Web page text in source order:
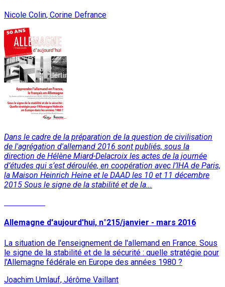
Nicole Colin, Corine Defrance
Dans le cadre de la préparation de la question de civilisation
de l'agrégation d'allemand 2016 sont publiés, sous la
direction de Hélène Miard-Delacroix les actes de la journée
d’études qui s’est déroulée, en coopération avec l’IHA de Paris,
la Maison Heinrich Heine et le DAAD les 10 et 11 décembre
2015 Sous le signe de la stabilité et de la...
Allemagne d'aujourd'hui, n°215/janvier - mars 2016
La situation de l'enseignement de l'allemand en France. Sous
le signe de la stabilité et de la sécurité : quelle stratégie pour
l'Allemagne fédérale en Europe des années 1980 ?
Joachim Umlauf, Jérôme Vaillant